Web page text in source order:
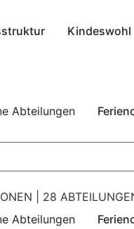
Kindeswohl
Abteilungen
| 28
Abteilungen